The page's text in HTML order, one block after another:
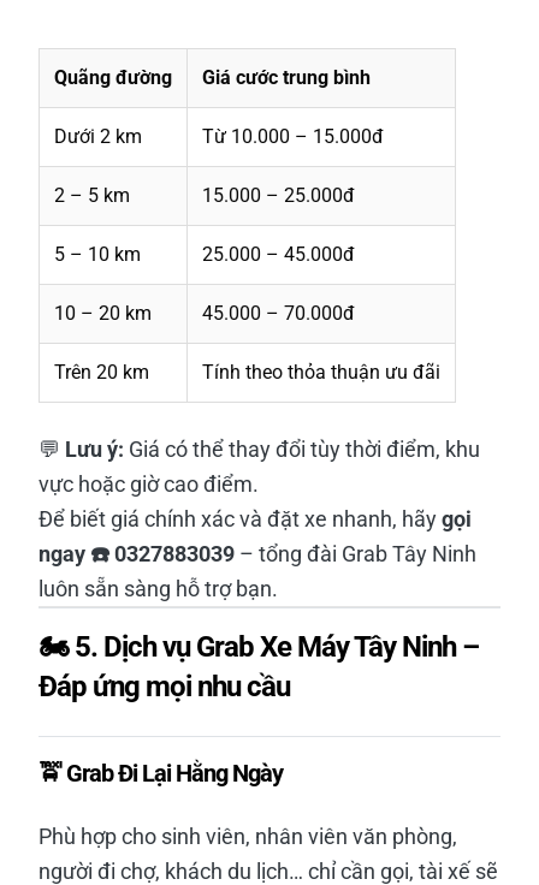
Quãng đường Giá cước trung bình
Dưới 2 km Từ 10.000 – 15.000đ
2 – 5 km 15.000 – 25.000đ
5 – 10 km 25.000 – 45.000đ
10 – 20 km 45.000 – 70.000đ
Trên 20 km Tính theo thỏa thuận ưu đãi
💬 Lưu ý: Giá có thể thay đổi tùy thời điểm, khu
vực hoặc giờ cao điểm.
Để biết giá chính xác và đặt xe nhanh, hãygọi
ngay ☎️ 0327883039 – tổng đài Grab Tây Ninh
luôn sẵn sàng hỗ trợ bạn.
🏍️ 5. Dịch vụ Grab Xe Máy Tây Ninh –
Đáp ứng mọi nhu cầu
🚖Grab Đi Lại Hằng Ngày
Phù hợp cho sinh viên, nhân viên văn phòng,
người đi chợ, khách du lịch… chỉ cần gọi, tài xế sẽ